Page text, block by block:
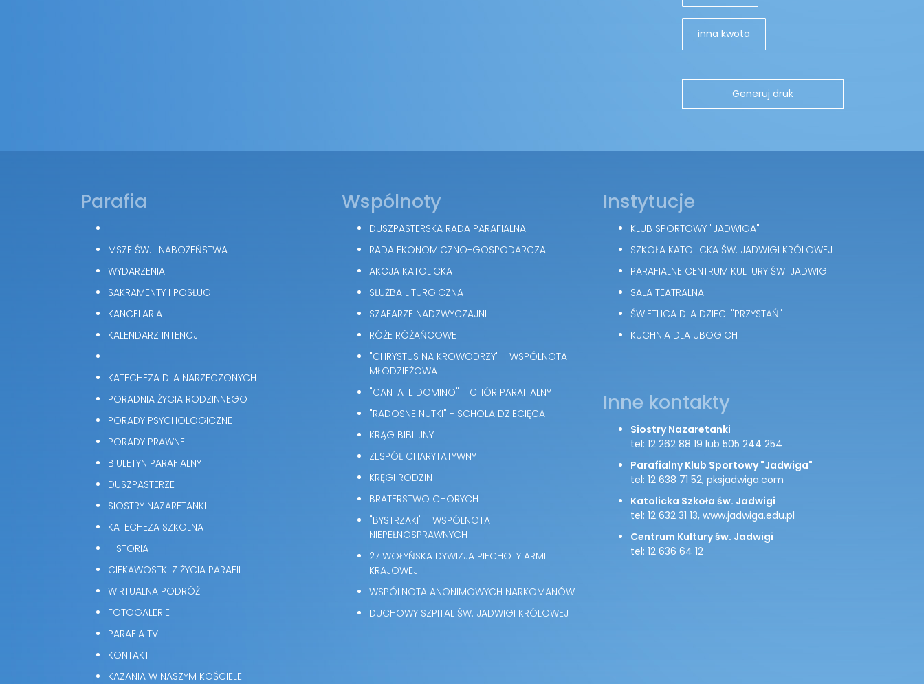
inna kwota
Parafia
MSZE ŚW. I NABOŻEŃSTWA
WYDARZENIA
SAKRAMENTY I POSŁUGI
KANCELARIA
KALENDARZ INTENCJI
KATECHEZA DLA NARZECZONYCH
PORADNIA ŻYCIA RODZINNEGO
PORADY PSYCHOLOGICZNE
PORADY PRAWNE
BIULETYN PARAFIALNY
DUSZPASTERZE
SIOSTRY NAZARETANKI
KATECHEZA SZKOLNA
HISTORIA
CIEKAWOSTKI Z ŻYCIA PARAFII
WIRTUALNA PODRÓŻ
FOTOGALERIE
PARAFIA TV
KONTAKT
KAZANIA W NASZYM KOŚCIELE
Wspólnoty
DUSZPASTERSKA RADA PARAFIALNA
RADA EKONOMICZNO-GOSPODARCZA
AKCJA KATOLICKA
SŁUŻBA LITURGICZNA
SZAFARZE NADZWYCZAJNI
RÓŻE RÓŻAŃCOWE
"CHRYSTUS NA KROWODRZY" - WSPÓLNOTA
MŁODZIEŻOWA
"CANTATE DOMINO" - CHÓR PARAFIALNY
"RADOSNE NUTKI" - SCHOLA DZIECIĘCA
KRĄG BIBLIJNY
ZESPÓŁ CHARYTATYWNY
KRĘGI RODZIN
BRATERSTWO CHORYCH
"BYSTRZAKI" - WSPÓLNOTA
NIEPEŁNOSPRAWNYCH
27 WOŁYŃSKA DYWIZJA PIECHOTY ARMII
KRAJOWEJ
WSPÓLNOTA ANONIMOWYCH NARKOMANÓW
DUCHOWY SZPITAL ŚW. JADWIGI KRÓLOWEJ
Instytucje
KLUB SPORTOWY "JADWIGA"
SZKOŁA KATOLICKA ŚW. JADWIGI KRÓLOWEJ
PARAFIALNE CENTRUM KULTURY ŚW. JADWIGI
SALA TEATRALNA
ŚWIETLICA DLA DZIECI "PRZYSTAŃ"
KUCHNIA DLA UBOGICH
Inne kontakty
Siostry Nazaretanki
tel: 12 262 88 19 lub 505 244 254
Parafialny Klub Sportowy "Jadwiga"
tel: 12 638 71 52, pksjadwiga.com
Katolicka Szkoła św. Jadwigi
tel: 12 632 31 13, www.jadwiga.edu.pl
Centrum Kultury św. Jadwigi
tel: 12 636 64 12